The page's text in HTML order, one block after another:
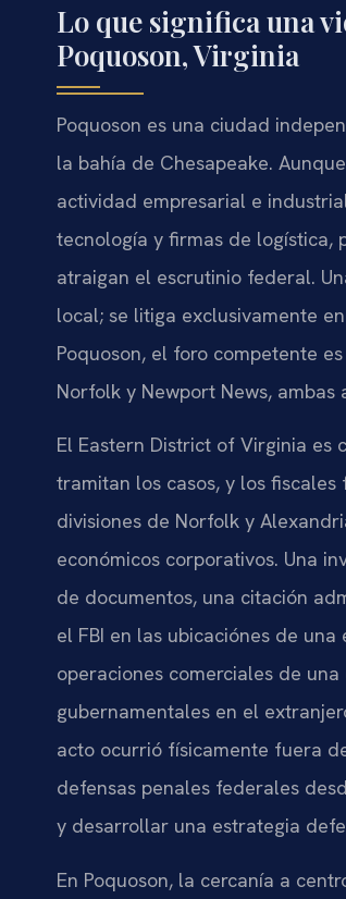
Lo que significa una
Poquoson, Virginia
Poquoson es una ciudad
la bahía de Chesapeake.
actividad empresarial e
tecnología y firmas de logística,
atraigan el escrutinio federal.
local; se litiga exclusivamente
Poquoson, el foro competente
Norfolk y Newport News,
El Eastern District of Virginia es
tramitan los casos, y los fiscales
divisiones de Norfolk y
económicos corporativos. Una
de documentos, una citación
el FBI en las ubicaciónes de
operaciones comerciales de
gubernamentales en el
acto ocurrió físicamente fuera
defensas penales federales
y desarrollar una estrategia
En Poquoson, la cercanía a